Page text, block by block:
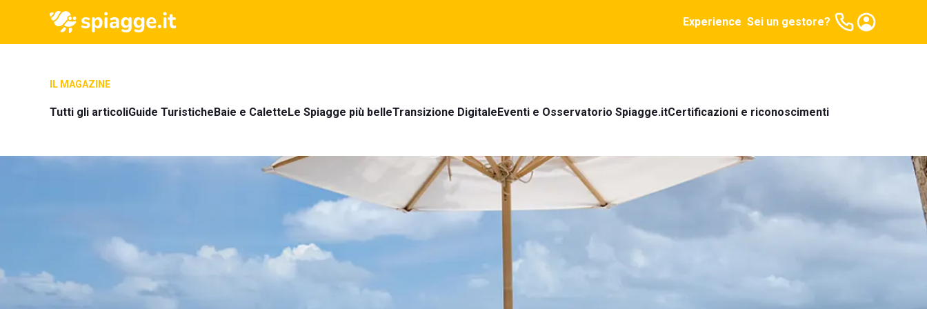
Experience Sei un gestore?
IL MAGAZINE
Tutti gli articoliGuide TuristicheBaie e CaletteLe Spiagge più belleTransizione DigitaleEventi e Osservatorio Spiagge.itCertificazioni e riconoscimenti